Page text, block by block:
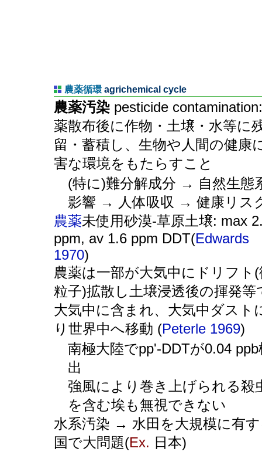
農薬循環 agrichemical cycle
農薬汚染 pesticide
薬散布後に作物・土壌・水等に
留・蓄積し、生物や人間の健康
害な環境をもたらすこと
(特に)難分解成分 → 自然生態
影響 → 人体吸収 → 健康リス
農薬未使用砂漠-草原土壌: max
ppm, av 1.6 ppm DDT(Edwards
1970)
農薬は一部が大気中にドリフト(
粒子)拡散し土壌浸透後の揮発等
大気中に含まれ、大気中ダスト
り世界中へ移動 (Peterle 1969)
南極大陸でpp'-DDTが0.04 ppb
出
強風により巻き上げられる殺
を含む埃も無視できない
水系汚染 → 水田を大規模に有
国で大問題(Ex. 日本)